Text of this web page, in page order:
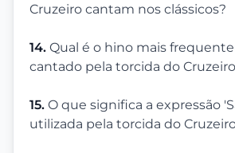
Cruzeiro cantam nos clássicos?
14. Qual é o hino mais
cantado pela torcida do
15. O que significa a expressão
utilizada pela torcida do